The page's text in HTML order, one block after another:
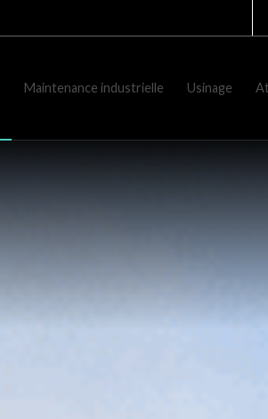
Maintenance industrielle Usinage